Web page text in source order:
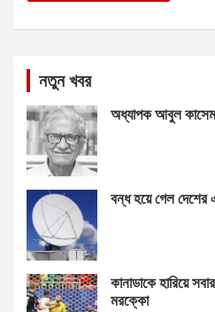
নতুন খবর
অধ্যাপক আবুল
বন্ধ হয়ে গেল দেশের
কানাডাকে হারিয়ে
মরক্কো